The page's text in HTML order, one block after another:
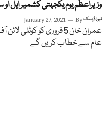
وزیراعظم یوم یکجہتی کشمیر ایل
January 27, 2021 Byنیوز ڈیسک
عمران خان 5 فروری کو
عام سے خطاب کریں گے